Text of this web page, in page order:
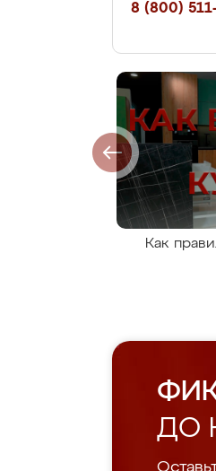
8 (800)
Как
ДО